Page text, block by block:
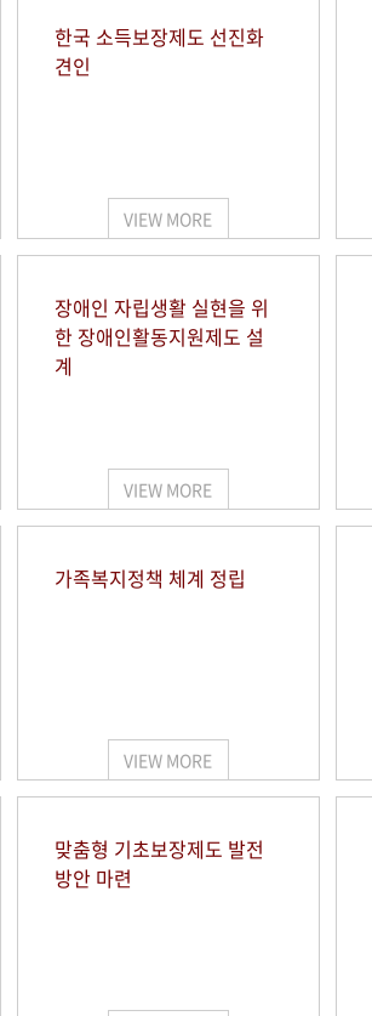
한국 소득보장제도 선진화
견인
VIEW MORE
장애인 자립생활 실현을 위
한 장애인활동지원제도 설
계
VIEW MORE
가족복지정책 체계 정립
VIEW MORE
맞춤형 기초보장제도 발전
방안 마련